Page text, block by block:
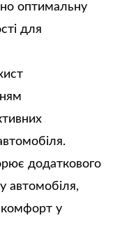
оптимальну
для
додаткового
автомобіля,
комфорт у